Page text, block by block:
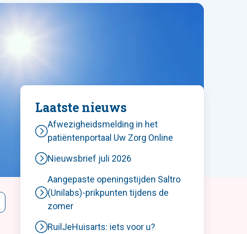
Laatste nieuws
Afwezigheidsmelding in het
patiëntenportaal Uw Zorg Online
Nieuwsbrief juli 2026
Aangepaste openingstijden Saltro
(Unilabs)-prikpunten tijdens de
zomer
RuilJeHuisarts: iets voor u?